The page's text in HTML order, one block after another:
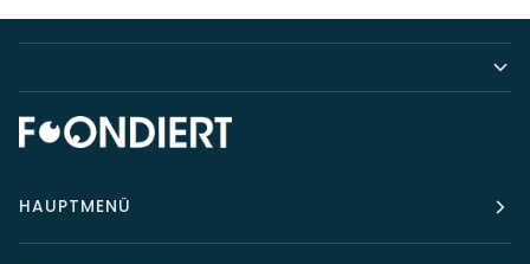
HAUPTMENÜ